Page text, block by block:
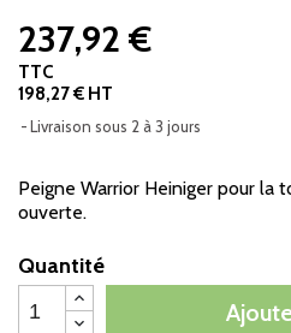
237,92 €
TTC
198,27 € HT
Livraison sous 2 à 3 jours
Peigne Warrior Heiniger pour la
ouverte.
Quantité